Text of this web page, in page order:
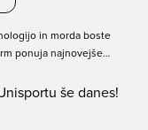
in morda boste
ponuja najnovejše
lažje počeli, kar želite.
še danes!